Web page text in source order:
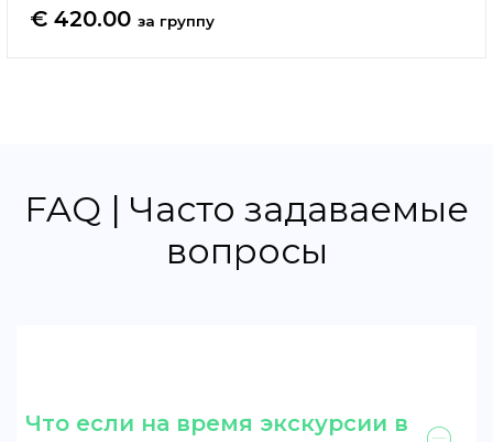
€ 420.00 за группу
FAQ | Часто задаваемые
вопросы
Что если на время экскурсии в